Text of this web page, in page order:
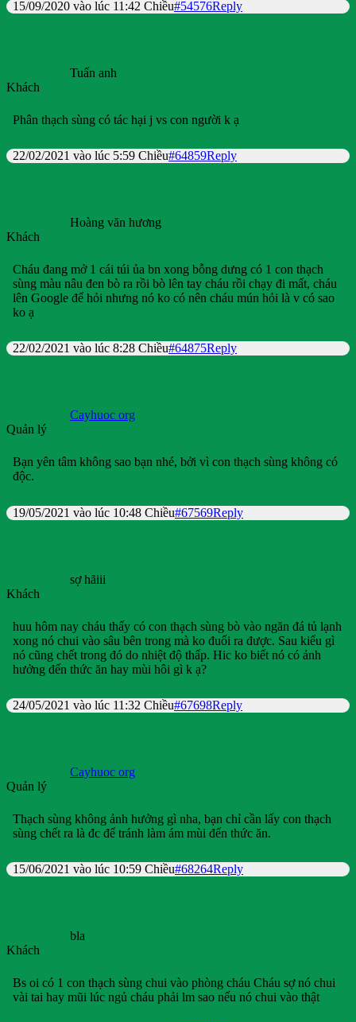
15/09/2020 vào lúc 11:42 Chiều#54576Reply
Tuấn anh
Khách
Phân thạch sùng có tác hại j vs con người k ạ
22/02/2021 vào lúc 5:59 Chiều#64859Reply
Hoàng văn hương
Khách
Cháu đang mở 1 cái túi ủa bn xong bỗng dưng có 1 con thạch
sùng màu nâu đen bò ra rồi bò lên tay cháu rồi chạy đi mất, cháu
lên Google để hỏi nhưng nó ko có nên cháu mún hỏi là v có sao
ko ạ
22/02/2021 vào lúc 8:28 Chiều#64875Reply
Cayhuoc org
Quản lý
Bạn yên tâm không sao bạn nhé, bởi vì con thạch sùng không có
độc.
19/05/2021 vào lúc 10:48 Chiều#67569Reply
sợ hãiii
Khách
huu hôm nay cháu thấy có con thạch sùng bò vào ngăn đá tủ lạnh
xong nó chui vào sâu bên trong mà ko đuổi ra được. Sau kiểu gì
nó cũng chết trong đó do nhiệt độ thấp. Hic ko biết nó có ảnh
hưởng đến thức ăn hay mùi hôi gì k ạ?
24/05/2021 vào lúc 11:32 Chiều#67698Reply
Cayhuoc org
Quản lý
Thạch sùng không ảnh hưởng gì nha, bạn chỉ cần lấy con thạch
sùng chết ra là đc để tránh làm ám mùi đến thức ăn.
15/06/2021 vào lúc 10:59 Chiều#68264Reply
bla
Khách
Bs oi có 1 con thạch sùng chui vào phòng cháu Cháu sợ nó chui
vài tai hay mũi lúc ngủ cháu phải lm sao nếu nó chui vào thật